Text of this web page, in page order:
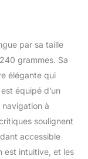
par sa taille
grammes. Sa
élégante qui
équipé d’un
à
soulignent
accessible
est intuitive, et les